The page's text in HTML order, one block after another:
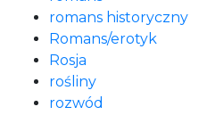
romans historyczny
Romans/erotyk
Rosja
rośliny
rozwód